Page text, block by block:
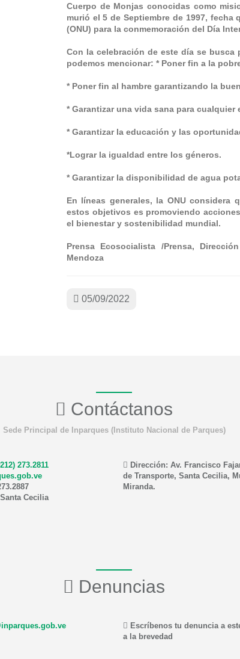
Cuerpo de Monjas conocidas como
murió el 5 de Septiembre de 1997,
(ONU) para la conmemoración del Día
Con la celebración de este día se
podemos mencionar: * Poner fin a la
* Poner fin al hambre garantizando la
* Garantizar una vida sana para cualquier
* Garantizar la educación y las
*Lograr la igualdad entre los géneros.
* Garantizar la disponibilidad de agua
En líneas generales, la ONU considera
estos objetivos es promoviendo
el bienestar y sostenibilidad mundial.
Prensa Ecosocialista /Prensa,
Mendoza
05/09/2022
Contáctanos
Sede Principal de Inparques (Instituto Nacional de Parques)
273.2811
Cecilia
Dirección: Av. Francisco
de Transporte, Santa Cecilia,
Miranda.
Denuncias
Escríbenos tu denuncia a
a la brevedad